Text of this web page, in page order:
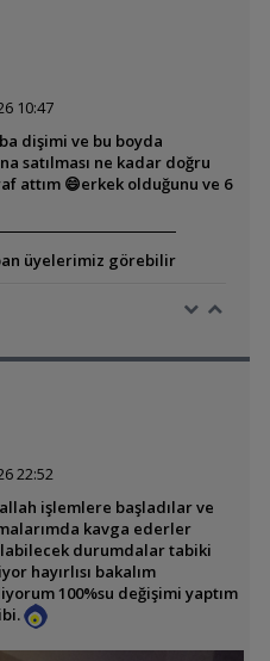
10:47
dişimi ve bu boyda
satılması ne kadar doğru
attım 😄erkek olduğunu ve 6
üyelerimiz görebilir
22:52
işlemlere başladılar ve
kavga ederler
durumdalar tabiki
hayırlısı bakalım
100%su değişimi yaptım